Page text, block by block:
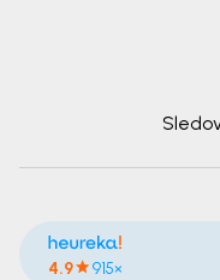
4.9 915×